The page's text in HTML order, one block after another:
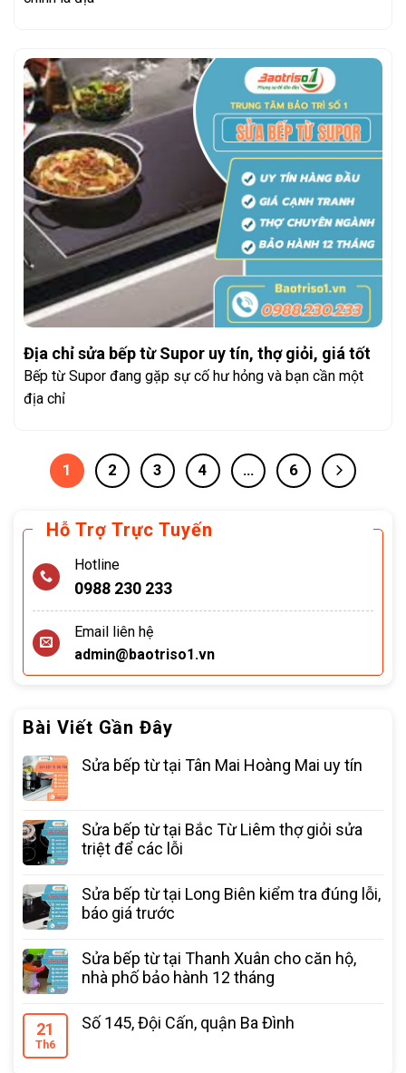
Hỗ Trợ Trực Tuyến
Hotline
0988 230 233
Email liên hệ
admin@baotriso1.vn
Bài Viết Gần Đây
Sửa bếp từ tại Tân Mai Hoàng Mai uy tín
Sửa bếp từ tại Bắc Từ Liêm thợ giỏi sửa
triệt để các lỗi
Sửa bếp từ tại Long Biên kiểm tra đúng lỗi,
báo giá trước
Sửa bếp từ tại Thanh Xuân cho căn hộ,
nhà phố bảo hành 12 tháng
21
Th6
Số 145, Đội Cấn, quận Ba Đình
Địa chỉ sửa bếp từ Supor uy tín, thợ giỏi, giá tốt
Bếp từ Supor đang gặp sự cố hư hỏng và bạn cần một
địa chỉ
1 2 3 4 … 6